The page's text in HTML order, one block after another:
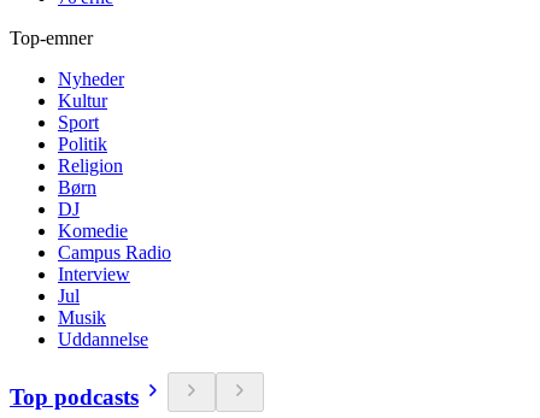
Top-emner
Nyheder
Kultur
Sport
Politik
Religion
Børn
DJ
Komedie
Campus Radio
Interview
Jul
Musik
Uddannelse
Top podcasts